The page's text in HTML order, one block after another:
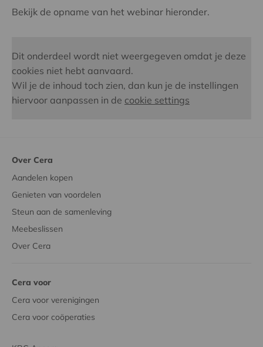
Bekijk de opname van het webinar hieronder.
Dit onderdeel wordt niet weergegeven omdat je deze
cookies niet hebt aanvaard.
Wil je de inhoud toch zien, dan kun je de instellingen
hiervoor aanpassen in de cookie settings
Over Cera
Aandelen kopen
Genieten van voordelen
Steun aan de samenleving
Meebeslissen
Over Cera
Cera voor
Cera voor verenigingen
Cera voor coöperaties